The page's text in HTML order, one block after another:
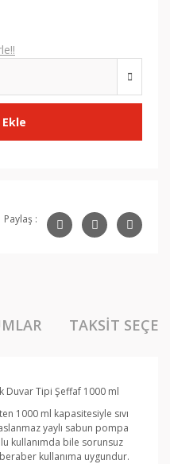
Paylaş :
TAKSIT
Duvar Tipi Şeffaf 1000 ml
1000 ml kapasitesiyle sıvı
yaylı sabun pompa
kullanımda bile sorunsuz
kullanıma uygundur.